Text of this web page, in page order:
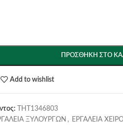
ΠΡΟΣΘΉΚΗ ΣΤΟ
Add to wishlist
THT1346803
ΞΥΛΟΥΡΓΩΝ , ΕΡΓΑΛΕΙΑ